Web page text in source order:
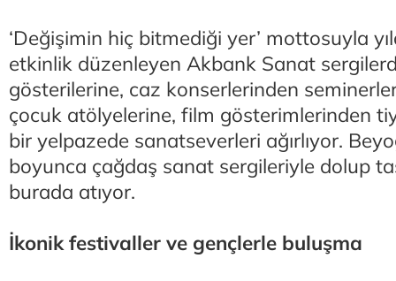
‘Değişimin hiç bitmediği yer’ mottosuyla
etkinlik düzenleyen Akbank Sanat
gösterilerine, caz konserlerinden
çocuk atölyelerine, film gösterimlerinden
bir yelpazede sanatseverleri ağırlıyor.
boyunca çağdaş sanat sergileriyle dolup
burada atıyor.
İkonik festivaller ve gençlerle buluşma